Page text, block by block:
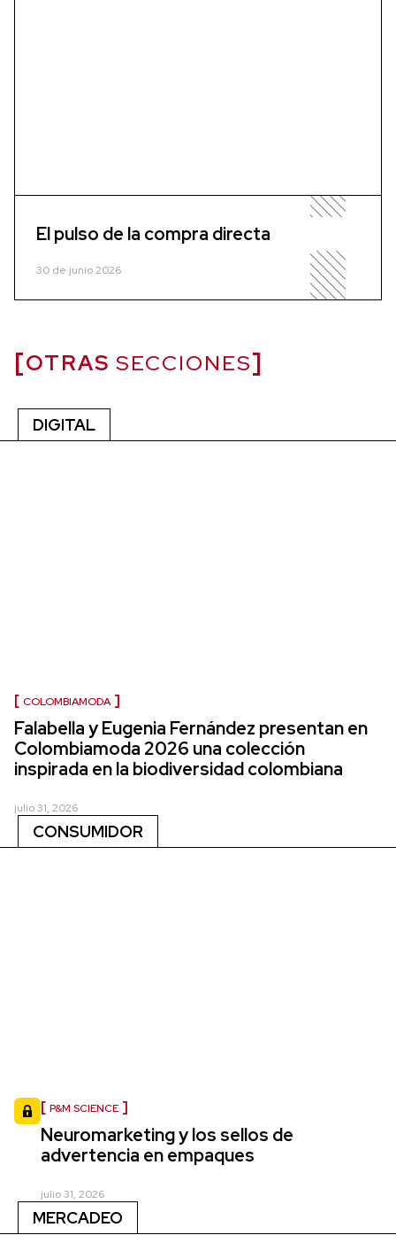
El pulso de la compra directa
30 de junio 2026
OTRAS SECCIONES
DIGITAL
COLOMBIAMODA
Falabella y Eugenia Fernández presentan en
Colombiamoda 2026 una colección
inspirada en la biodiversidad colombiana
julio 31, 2026
CONSUMIDOR
P&M SCIENCE
Neuromarketing y los sellos de
advertencia en empaques
julio 31, 2026
MERCADEO